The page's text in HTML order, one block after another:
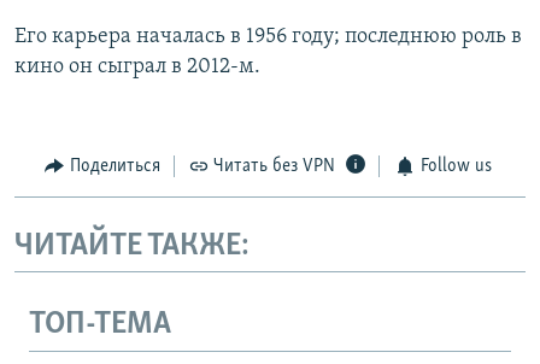
Его карьера началась в 1956 году; последнюю роль в
кино он сыграл в 2012-м.
Поделиться Читать без VPN Follow us
ЧИТАЙТЕ ТАКЖЕ:
ТОП-ТЕМА